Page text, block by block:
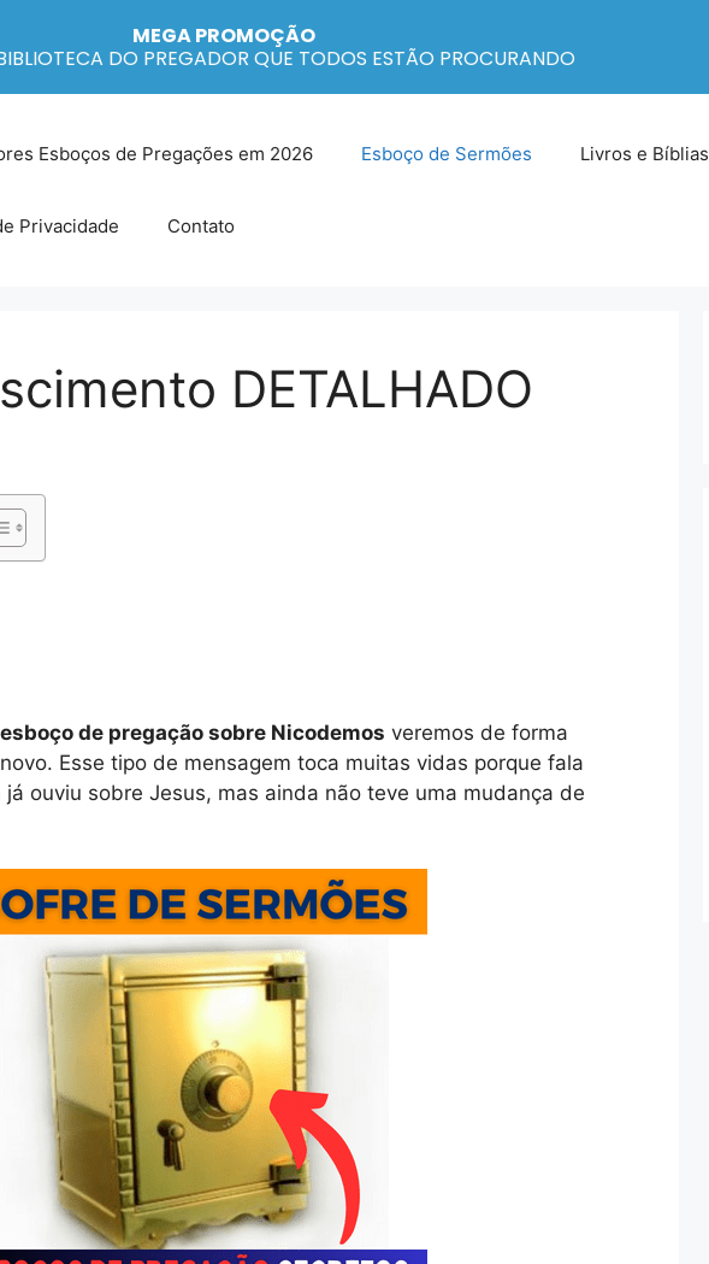
Esboços de Pregações em 2026 Esboço de Sermões Livros e Bíblias
Privacidade Contato
DETALHADO
esboço de pregação sobre Nicodemos veremos de forma
Esse tipo de mensagem toca muitas vidas porque fala
ouviu sobre Jesus, mas ainda não teve uma mudança de
MEGA PROMOÇÃO
DO PREGADOR QUE TODOS ESTÃO PROCURANDO